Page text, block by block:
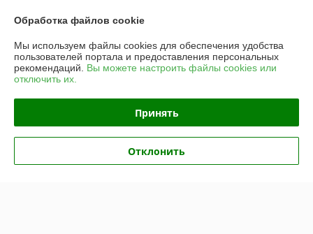
Доставка и оплата
График работы
Политика обработки cookies
Сайт создан на платформе Deal.by
Обработка файлов cookie
Мы используем файлы cookies для обеспечения удобства
пользователей портала и предоставления персональных
рекомендаций. Вы можете настроить файлы cookies или
отключить их.
Принять
Отклонить